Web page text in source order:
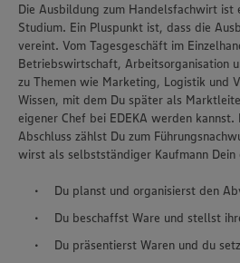
Die Ausbildung zum Handelsfachwirt
Studium. Ein Pluspunkt ist, dass die
vereint. Vom Tagesgeschäft im
Betriebswirtschaft, Arbeitsorganisation
zu Themen wie Marketing, Logistik und
Wissen, mit dem Du später als
eigener Chef bei EDEKA werden
Abschluss zählst Du zum
wirst als selbstständiger Kaufmann Dein
Du planst und organisierst den
Du beschaffst Ware und stellst
Du präsentierst Waren und du